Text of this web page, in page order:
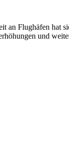
Flughäfen
und